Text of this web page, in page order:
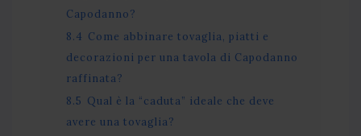
Capodanno?
8.4 Come abbinare tovaglia, piatti e
decorazioni per una tavola di Capodanno
raffinata?
8.5 Qual è la “caduta” ideale che deve
avere una tovaglia?